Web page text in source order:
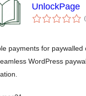
UnlockPage
payments for paywalled
WordPress